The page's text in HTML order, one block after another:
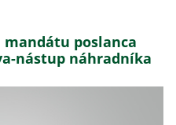
mandátu poslanca
nástup náhradníka